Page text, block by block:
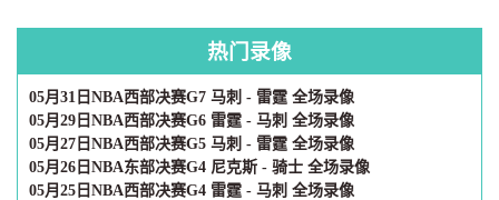
热门录像
05月31日NBA西部决赛G7 马刺 - 雷霆 全场录像
05月29日NBA西部决赛G6 雷霆 - 马刺 全场录像
05月27日NBA西部决赛G5 马刺 - 雷霆 全场录像
05月26日NBA东部决赛G4 尼克斯 - 骑士 全场录像
05月25日NBA西部决赛G4 雷霆 - 马刺 全场录像